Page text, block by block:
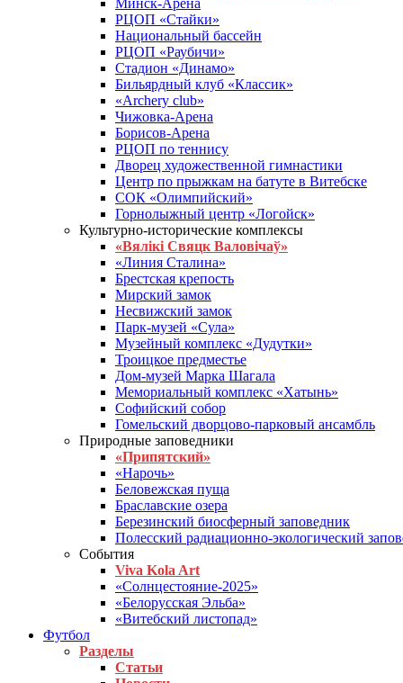
Минск-Арена
РЦОП «Стайки»
Национальный бассейн
РЦОП «Раубичи»
Стадион «Динамо»
Бильярдный клуб «Классик»
«Archery club»
Чижовка-Арена
Борисов-Арена
РЦОП по теннису
Дворец художественной гимнастики
Центр по прыжкам на батуте в Витебске
СОК «Олимпийский»
Горнолыжный центр «Логойск»
Культурно-исторические комплексы
«Вялікі Свяцк Валовічаў»
«Линия Сталина»
Брестская крепость
Мирский замок
Несвижский замок
Парк-музей «Сула»
Музейный комплекс «Дудутки»
Троицкое предместье
Дом-музей Марка Шагала
Мемориальный комплекс «Хатынь»
Софийский собор
Гомельский дворцово-парковый ансамбль
Природные заповедники
«Припятский»
«Нарочь»
Беловежская пуща
Браславские озера
Березинский биосферный заповедник
Полесский радиационно-экологический
События
Viva Kola Art
«Солнцестояние-2025»
«Белорусская Эльба»
«Витебский листопад»
Футбол
Разделы
Статьи